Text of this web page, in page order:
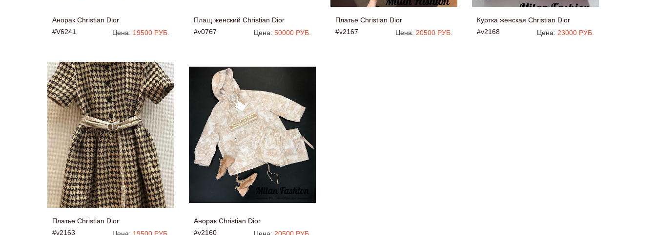
Анорак Christian Dior
#V6241
Цена: 19500 РУБ.
Плащ женский Christian Dior
#v0767
Цена: 50000 РУБ.
Платье Christian Dior
#v2167
Цена: 20500 РУБ.
Куртка женская Christian Dior
#v2168
Цена: 23000 РУБ.
Платье Christian Dior
#v2163
Анорак Christian Dior
#v2160